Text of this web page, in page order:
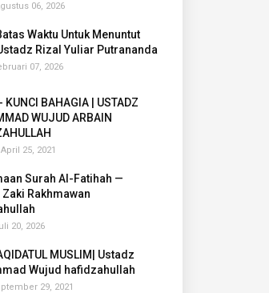
06, 2026
Waktu Untuk Menuntut
Rizal Yuliar Putrananda
07, 2026
KUNCI BAHAGIA | USTADZ
WUJUD ARBAIN
25, 2021
Surah Al-Fatihah —
Rakhmawan
20, 2026
MUSLIM| Ustadz
Wujud hafidzahullah
29, 2021